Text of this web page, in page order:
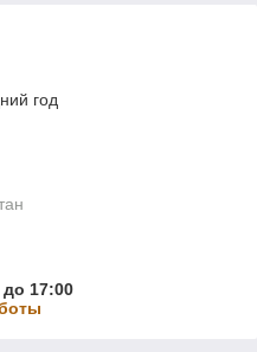
год
до 17:00